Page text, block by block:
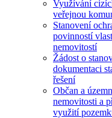
Využívání
veřejnou
Stanovení
povinností
nemovitostí
Žádost o
dokumentaci
řešení
Občan a
nemovitosti a
využití